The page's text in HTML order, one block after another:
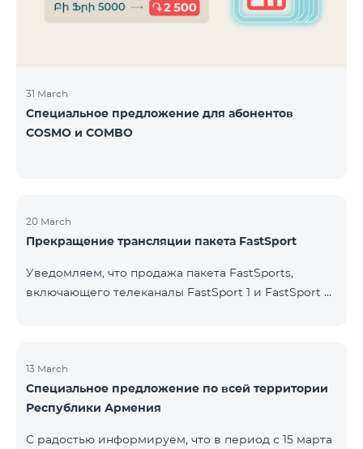
31 March
Специальное предложение для абонентов
COSMO и COMBO
20 March
Прекращение трансляции пакета FastSport
Уведомляем, что продажа пакета FastSports,
включающего телеканалы FastSport 1 и FastSport 2,
решением вещателя. По вопросам или для
получения дополнительной информации просим
обращаться в компанию «Фаст Медиа».
13 March
Специальное предложение по всей территории
Республики Армения
С радостью информируем, что в период с 15 марта